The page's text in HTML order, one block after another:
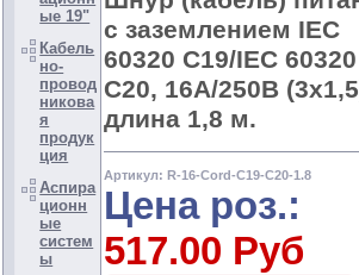
ые 19"
Кабель
но-
провод
никова
я
продук
ция
Аспира
ционн
ые
систем
ы
с заземлением IEC
60320 C19/IEC 60320
C20, 16А/250В
длина 1,8 м.
Артикул: R-16-Cord-C19-C20-1.8
Цена роз.:
517.00 Руб